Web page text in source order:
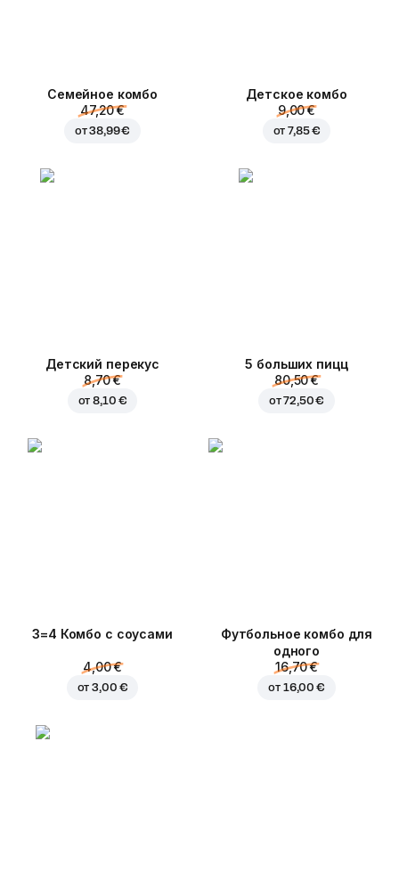
Семейное комбо
47,20 €
от38,99 €
Детское комбо
9,00 €
от7,85 €
Детский перекус
8,70 €
от8,10 €
5 больших пицц
80,50 €
от72,50 €
3=4 Комбо с соусами
4,00 €
от3,00 €
Футбольное комбо для
одного
16,70 €
от 16,00 €